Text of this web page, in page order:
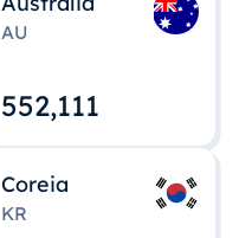
AU
552,112
Coreia
KR